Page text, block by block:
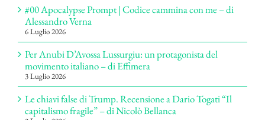
#00 Apocalypse Prompt | Codice cammina con me – di
Alessandro Verna
6 Luglio 2026
Per Anubi D’Avossa Lussurgiu: un protagonista del
movimento italiano – di Effimera
3 Luglio 2026
Le chiavi false di Trump. Recensione a Dario Togati “Il
capitalismo fragile” – di Nicolò Bellanca